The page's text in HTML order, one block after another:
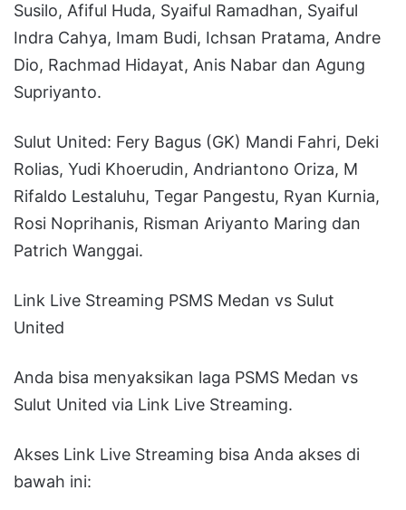
Susilo, Afiful Huda, Syaiful Ramadhan, Syaiful
Indra Cahya, Imam Budi, Ichsan Pratama, Andre
Dio, Rachmad Hidayat, Anis Nabar dan Agung
Supriyanto.
Sulut United: Fery Bagus (GK) Mandi Fahri, Deki
Rolias, Yudi Khoerudin, Andriantono Oriza, M
Rifaldo Lestaluhu, Tegar Pangestu, Ryan Kurnia,
Rosi Noprihanis, Risman Ariyanto Maring dan
Patrich Wanggai.
Link Live Streaming PSMS Medan vs Sulut
United
Anda bisa menyaksikan laga PSMS Medan vs
Sulut United via Link Live Streaming.
Akses Link Live Streaming bisa Anda akses di
bawah ini: